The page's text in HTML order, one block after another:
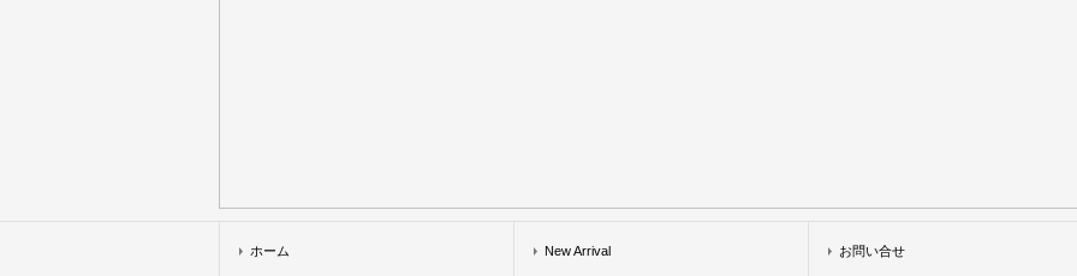
ホーム New Arrival お問い合せ